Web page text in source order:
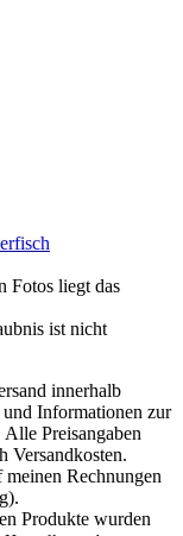
Fotos liegt das
ist nicht
innerhalb
Informationen zur
Alle Preisangaben
Versandkosten.
Rechnungen
Produkte wurden